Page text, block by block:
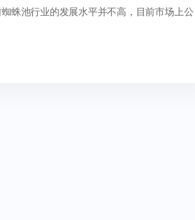
蛛池行业的发展水平并不高，目前市场上公